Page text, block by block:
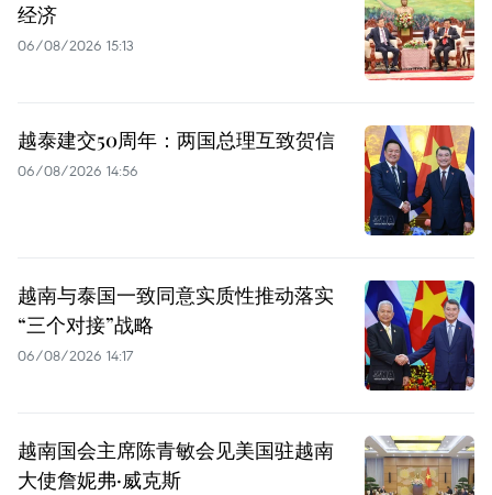
经济
06/08/2026 15:13
越泰建交50周年：两国总理互致贺信
06/08/2026 14:56
越南与泰国一致同意实质性推动落实
“三个对接”战略
06/08/2026 14:17
越南国会主席陈青敏会见美国驻越南
大使詹妮弗·威克斯